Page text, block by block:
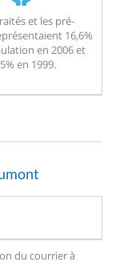
et les pré-
16,6%
en 2006 et
en 1999.
du courrier à